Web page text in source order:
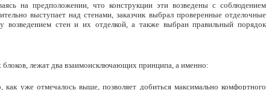
на предположении, что конструкции эти возведены с соблюдением
выступает над стенами, заказчик выбрал проверенные отделочные
возведением стен и их отделкой, а также выбран правильный порядок
лежат два взаимоисключающих принципа, а именно:
уже отмечалось выше, позволяет добиться максимально комфортного